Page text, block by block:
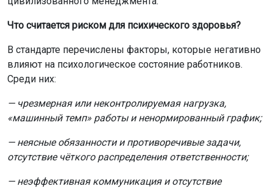
Что считается риском для психического здоровья?
В стандарте перечислены факторы, которые негативно
влияют на психологическое состояние работников.
Среди них:
— чрезмерная или неконтролируемая нагрузка,
«машинный темп» работы и ненормированный график;
— неясные обязанности и противоречивые задачи,
отсутствие чёткого распределения ответственности;
— неэффективная коммуникация и отсутствие